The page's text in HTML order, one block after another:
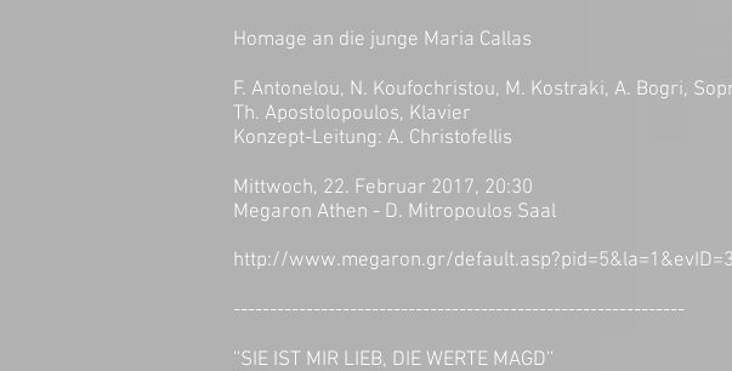
Homage an die junge Maria Callas
F. Antonelou, N. Koufochristou, M. Kostraki, A. Bogri,
Th. Apostolopoulos, Klavier
Konzept-Leitung: A. Christofellis
Mittwoch, 22. Februar 2017, 20:30
Megaron Athen - D. Mitropoulos Saal
http://www.megaron.gr/
--------------------------------------------------------------
''SIE IST MIR LIEB, DIE WERTE MAGD''